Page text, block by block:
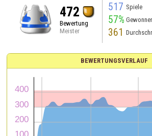
472
Bewertung
Meister
517 Spiele
57%
361
BEWERTUNGSVERLAUF